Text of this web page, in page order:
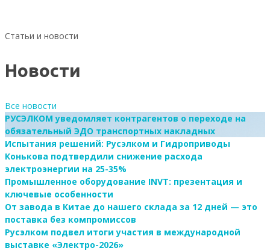
Статьи и новости
Новости
Все новости
РУСЭЛКОМ уведомляет контрагентов о переходе на
обязательный ЭДО транспортных накладных
Испытания решений: Русэлком и Гидроприводы
Конькова подтвердили снижение расхода
электроэнергии на 25-35%
Промышленное оборудование INVT: презентация и
ключевые особенности
От завода в Китае до нашего склада за 12 дней — это
поставка без компромиссов
Русэлком подвел итоги участия в международной
выставке «Электро-2026»